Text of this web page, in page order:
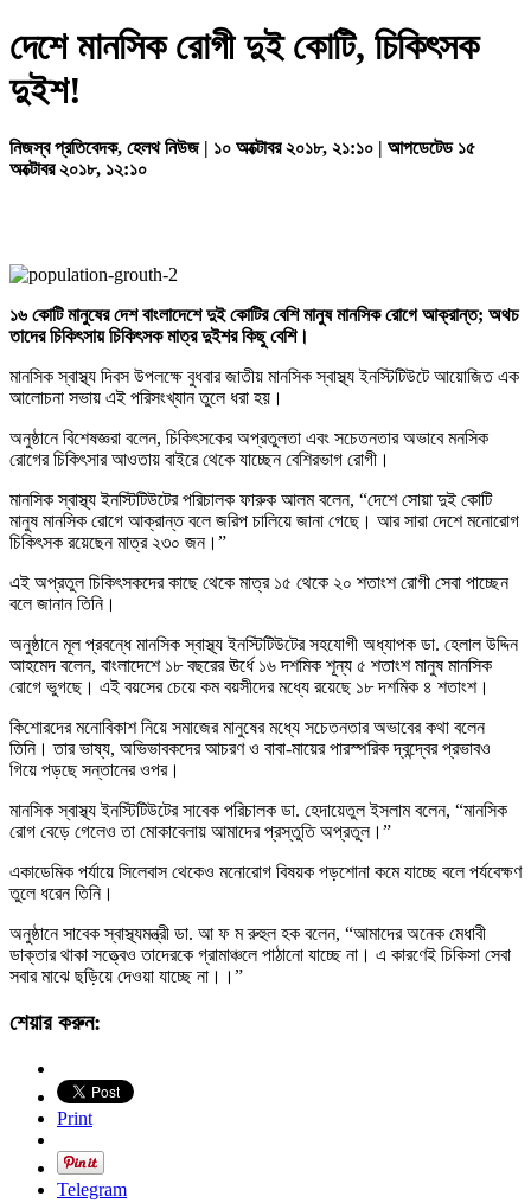
দেশে মানসিক রোগী দুই কোটি, চিকিৎসক
দুইশ!
নিজস্ব প্রতিবেদক, হেলথ নিউজ | ১০ অক্টোবর ২০১৮, ২১:১০ | আপডেটেড ১৫
অক্টোবর ২০১৮, ১২:১০
১৬ কোটি মানুষের দেশ বাংলাদেশে দুই কোটির বেশি মানুষ মানসিক রোগে আক্রান্ত; অথচ
তাদের চিকিৎসায় চিকিৎসক মাত্র দুইশর কিছু বেশি।
মানসিক স্বাস্থ্য দিবস উপলক্ষে বুধবার জাতীয় মানসিক স্বাস্থ্য ইনস্টিটিউটে আয়োজিত এক
আলোচনা সভায় এই পরিসংখ্যান তুলে ধরা হয়।
অনুষ্ঠানে বিশেষজ্ঞরা বলেন, চিকিৎসকের অপ্রতুলতা এবং সচেতনতার অভাবে মনসিক
রোগের চিকিৎসার আওতায় বাইরে থেকে যাচ্ছেন বেশিরভাগ রোগী।
মানসিক স্বাস্থ্য ইনস্টিটিউটের পরিচালক ফারুক আলম বলেন, “দেশে সোয়া দুই কোটি
মানুষ মানসিক রোগে আক্রান্ত বলে জরিপ চালিয়ে জানা গেছে। আর সারা দেশে মনোরোগ
চিকিৎসক রয়েছেন মাত্র ২৩০ জন।”
এই অপ্রতুল চিকিৎসকদের কাছে থেকে মাত্র ১৫ থেকে ২০ শতাংশ রোগী সেবা পাচ্ছেন
বলে জানান তিনি।
অনুষ্ঠানে মূল প্রবন্ধে মানসিক স্বাস্থ্য ইনস্টিটিউটের সহযোগী অধ্যাপক ডা. হেলাল উদ্দিন
আহমেদ বলেন, বাংলাদেশে ১৮ বছরের ঊর্ধে ১৬ দশমিক শূন্য ৫ শতাংশ মানুষ মানসিক
রোগে ভুগছে। এই বয়সের চেয়ে কম বয়সীদের মধ্যে রয়েছে ১৮ দশমিক ৪ শতাংশ।
কিশোরদের মনোবিকাশ নিয়ে সমাজের মানুষের মধ্যে সচেতনতার অভাবের কথা বলেন
তিনি। তার ভাষ্য, অভিভাবকদের আচরণ ও বাবা-মায়ের পারস্পরিক দ্বন্দ্বের প্রভাবও
গিয়ে পড়ছে সন্তানের ওপর।
মানসিক স্বাস্থ্য ইনস্টিটিউটের সাবেক পরিচালক ডা. হেদায়েতুল ইসলাম বলেন, “মানসিক
রোগ বেড়ে গেলেও তা মোকাবেলায় আমাদের প্রস্তুতি অপ্রতুল।”
একাডেমিক পর্যায়ে সিলেবাস থেকেও মনোরোগ বিষয়ক পড়শোনা কমে যাচ্ছে বলে পর্যবেক্ষণ
তুলে ধরেন তিনি।
অনুষ্ঠানে সাবেক স্বাস্থ্যমন্ত্রী ডা. আ ফ ম রুহুল হক বলেন, “আমাদের অনেক মেধাবী
ডাক্তার থাকা সত্ত্বেও তাদেরকে গ্রামাঞ্চলে পাঠানো যাচ্ছে না। এ কারণেই চিকিসা সেবা
সবার মাঝে ছড়িয়ে দেওয়া যাচ্ছে না।।”
শেয়ার করুন:
Print
Telegram